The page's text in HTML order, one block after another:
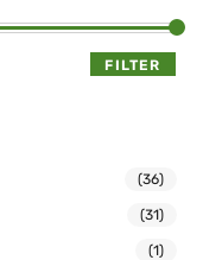
FILTER
(36)
(31)
(1)